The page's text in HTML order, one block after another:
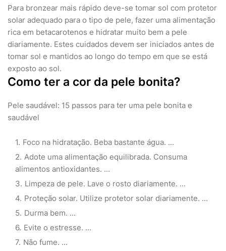
Para bronzear mais rápido deve-se tomar sol com protetor
solar adequado para o tipo de pele, fazer uma alimentação
rica em betacarotenos e hidratar muito bem a pele
diariamente. Estes cuidados devem ser iniciados antes de
tomar sol e mantidos ao longo do tempo em que se está
exposto ao sol.
Como ter a cor da pele bonita?
Pele saudável: 15 passos para ter uma pele bonita e
saudável
Foco na hidratação. Beba bastante água. ...
Adote uma alimentação equilibrada. Consuma
alimentos antioxidantes. ...
Limpeza de pele. Lave o rosto diariamente. ...
Proteção solar. Utilize protetor solar diariamente. ...
Durma bem. ...
Evite o estresse. ...
Não fume. ...